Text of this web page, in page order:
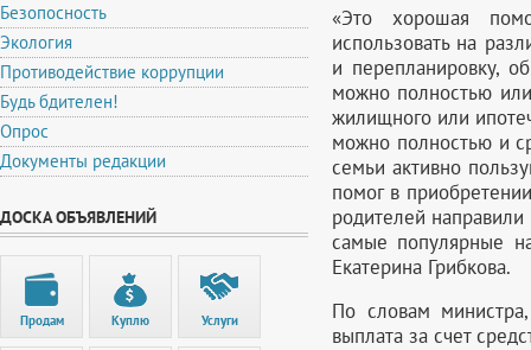
Безопосность
Экология
Противодействие коррупции
Будь бдителен!
Опрос
Документы редакции
ДОСКА ОБЪЯВЛЕНИЙ
Продам Куплю Услуги
«Это хорошая
использовать на
и перепланировку,
можно полностью
жилищного или
можно полностью и
семьи активно
помог в
родителей
самые популярные
Екатерина Грибкова.
По словам
выплата за счет